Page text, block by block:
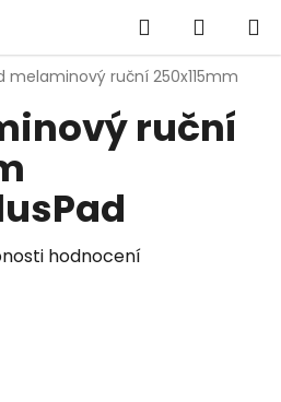
Hledat
KOŠÍK
melaminový ruční 250x115mm
ruční
hodnocení